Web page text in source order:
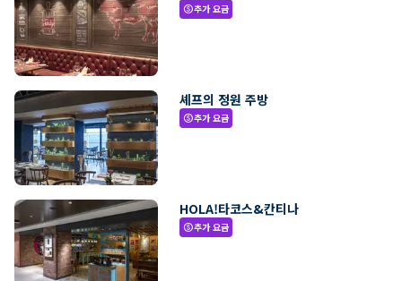
paid추가 요금
셰프의 정원 주방
paid추가 요금
HOLA!타코스&칸티나
paid추가 요금